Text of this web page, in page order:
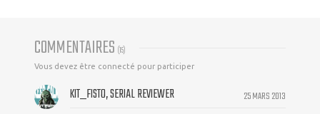
COMMENTAIRES (15)
Vous devez être connecté pour participer
25 MARS 2013
KIT_FISTO, SERIAL REVIEWER